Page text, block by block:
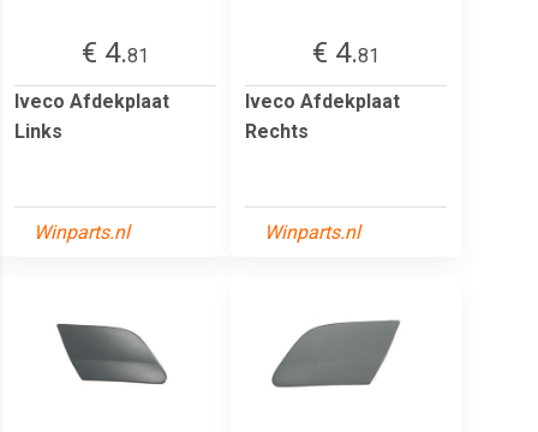
€ 4.81
Iveco Afdekplaat
Links
Winparts.nl
€ 4.81
Iveco Afdekplaat
Rechts
Winparts.nl